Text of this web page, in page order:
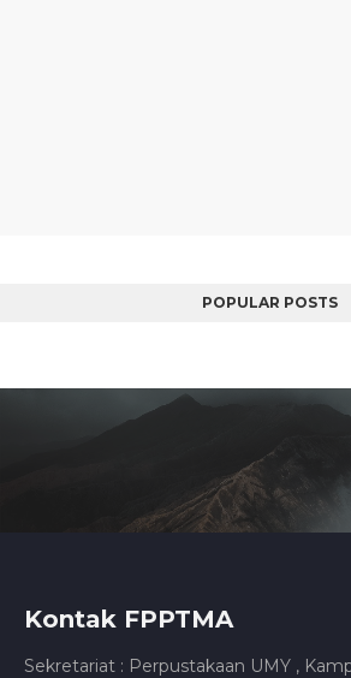
POPULAR POSTS
Kontak FPPTMA
Sekretariat : Perpustakaan UMY ,